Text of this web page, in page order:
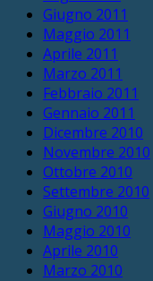
Giugno 2011
Maggio 2011
Aprile 2011
Marzo 2011
Febbraio 2011
Gennaio 2011
Dicembre 2010
Novembre 2010
Ottobre 2010
Settembre 2010
Giugno 2010
Maggio 2010
Aprile 2010
Marzo 2010